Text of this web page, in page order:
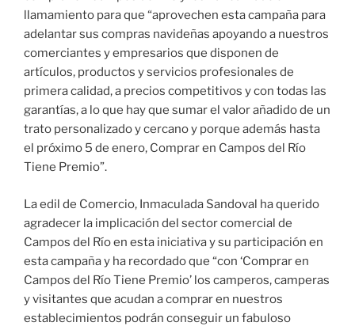
llamamiento para que “aprovechen esta campaña para
adelantar sus compras navideñas apoyando a nuestros
comerciantes y empresarios que disponen de
artículos, productos y servicios profesionales de
primera calidad, a precios competitivos y con todas las
garantías, a lo que hay que sumar el valor añadido de un
trato personalizado y cercano y porque además hasta
el próximo 5 de enero, Comprar en Campos del Río
Tiene Premio”.
La edil de Comercio, Inmaculada Sandoval ha querido
agradecer la implicación del sector comercial de
Campos del Río en esta iniciativa y su participación en
esta campaña y ha recordado que “con ‘Comprar en
Campos del Río Tiene Premio’ los camperos, camperas
y visitantes que acudan a comprar en nuestros
establecimientos podrán conseguir un fabuloso